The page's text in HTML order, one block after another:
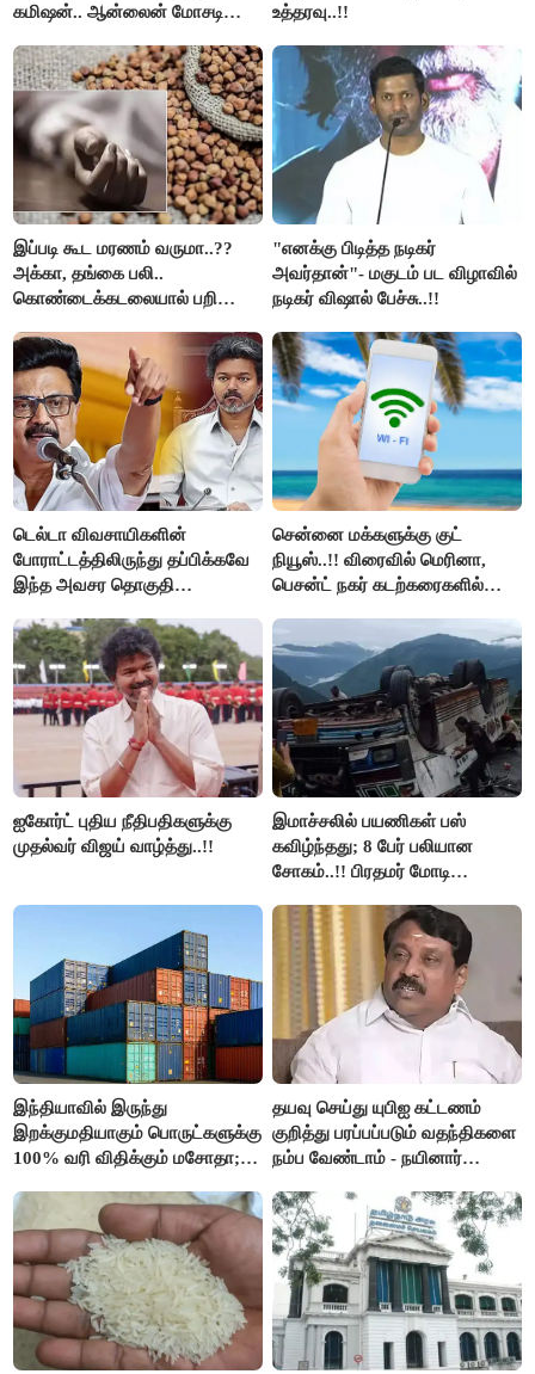
கமிஷன்.. ஆன்லைன் மோசடி
கைது..!!
உத்தரவு..!!
இப்படி கூட மரணம் வருமா..??
அக்கா, தங்கை பலி..
கொண்டைக்கடலையால் பறிபோன
"எனக்கு பிடித்த நடிகர்
அவர்தான்"- மகுடம் பட விழாவில்
நடிகர் விஷால் பேச்சு..!!
டெல்டா விவசாயிகளின்
போராட்டத்திலிருந்து தப்பிக்கவே
இந்த அவசர தொகுதி
அரங்கேற்றுகிறார் முதலமைச்சர் -
திமுக ஐடி விங்..!!
சென்னை மக்களுக்கு குட்
நியூஸ்..!! விரைவில் மெரினா,
பெசன்ட் நகர் கடற்கரைகளில்
ஐகோர்ட் புதிய நீதிபதிகளுக்கு
முதல்வர் விஜய் வாழ்த்து..!!
இமாச்சலில் பயணிகள் பஸ்
கவிழ்ந்தது; 8 பேர் பலியான
சோகம்..!! பிரதமர் மோடி
இந்தியாவில் இருந்து
இறக்குமதியாகும் பொருட்களுக்கு
100% வரி விதிக்கும் மசோதா;
தயவு செய்து யுபிஐ கட்டணம்
குறித்து பரப்பப்படும் வதந்திகளை
நம்ப வேண்டாம் - நயினார்